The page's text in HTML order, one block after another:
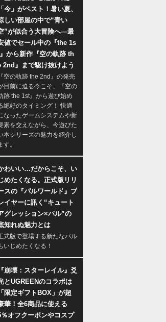
「今」がベスト！暑い夏、
しい部屋の中で“青い
”が似合う大冒険へ―最
値でセール中の『the 1s
から新作『空の軌跡 th
2nd』まで駆け抜けよう
『空の軌跡 the 2nd』の発売
目前に迫る今こそ、『空の
跡 the 1st』から遊び始め
絶好のタイミング！ 快適
なったゲームシステムや新
素を交えながら、今遊びた
本シリーズの魅力を紹介し
す。
わいい…だからこそ、い
めたくなる。正式版リリ
スの『パルワールド』プ
イヤーに訊く“キュート
グレッション×パル”の
知れぬ魅力とは
式版で登場する新たなパル
いじめたくなる！
『崩壊：スターレイル』爻
とUGREENのコラボは
「限定ギフトBOX」が超
華！全6商品に使える
％オフクーポンやコスプ